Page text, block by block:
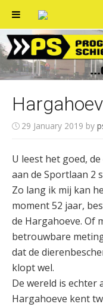
Skip
to
content
29 January 2019 by
U leest het goed,
aan de Sportlaan 2
Zo lang ik mij kan
moment 52 jaar,
de Hargahoeve. Of
betrouwbare
dat de
klopt wel.
De wereld is echter
Hargahoeve kent